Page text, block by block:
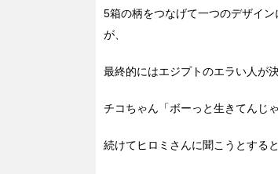
5箱の柄をつなげて一つのデザイ
が、
最終的にはエジプトのエラい人が
チコちゃん「ボーっと生きてんじゃ
続けてヒロミさんに聞こうとする